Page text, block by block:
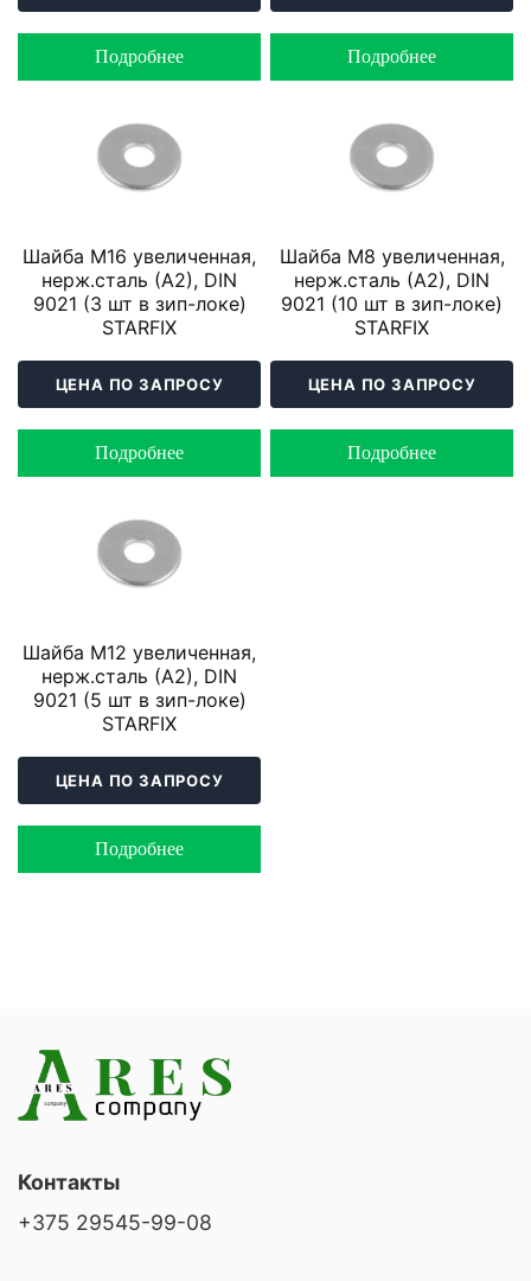
Подробнее Подробнее
Шайба М16 увеличенная,
нерж.сталь (А2), DIN
9021 (3 шт в зип-локе)
STARFIX
ЦЕНА ПО ЗАПРОСУ
Подробнее
Шайба М8 увеличенная,
нерж.сталь (А2), DIN
9021 (10 шт в зип-локе)
STARFIX
ЦЕНА ПО ЗАПРОСУ
Подробнее
Шайба М12 увеличенная,
нерж.сталь (А2), DIN
9021 (5 шт в зип-локе)
STARFIX
ЦЕНА ПО ЗАПРОСУ
Подробнее
Контакты
+375 29545-99-08